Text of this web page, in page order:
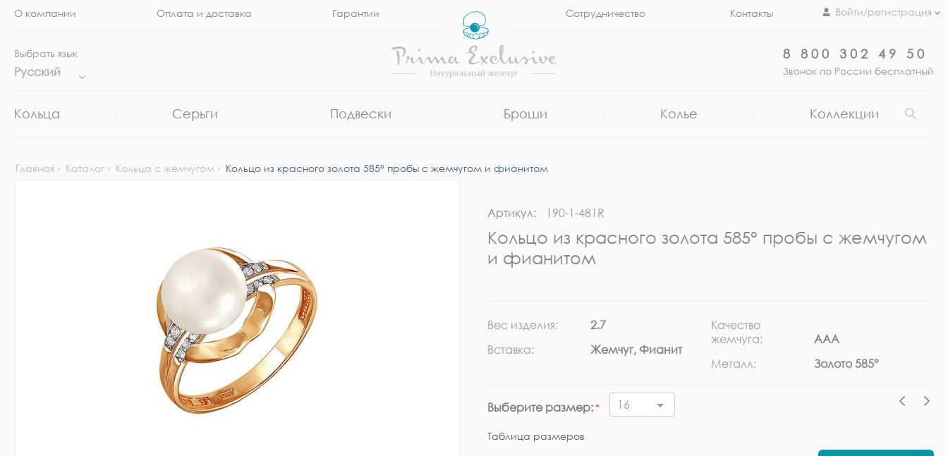
О компании Оплата и доставка Гарантии Сотрудничество Контакты Войти/регистрация
Выбрать язык
Русский
8 800 302 49 50
Звонок по России бесплатный
Кольца Серьги Подвески Броши Колье Коллекции
Главная Каталог Кольца с жемчугом Кольцо из красного золота 585° пробы с жемчугом и фианитом
Артикул: 190-1-481R
Кольцо из красного золота 585° пробы с жемчугом
и фианитом
Вес изделия:
2.7
Вставка:
Жемчуг, Фианит
Качество
жемчуга:
ААА
Металл:
Золото 585°
Выберите размер: 16
Таблица размеров